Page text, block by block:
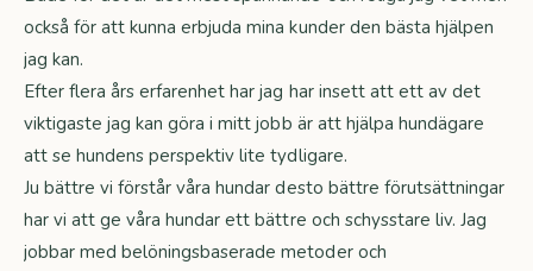
också för att kunna erbjuda mina kunder den bästa hjälpen
jag kan.
Efter flera års erfarenhet har jag har insett att ett av det
viktigaste jag kan göra i mitt jobb är att hjälpa hundägare
att se hundens perspektiv lite tydligare.
Ju bättre vi förstår våra hundar desto bättre förutsättningar
har vi att ge våra hundar ett bättre och schysstare liv. Jag
jobbar med belöningsbaserade metoder och